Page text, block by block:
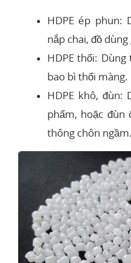
HDPE ép phun:
nắp chai, đồ
HDPE thổi:
bao bì thổi màng.
HDPE khô, đùn:
phẩm, hoặc đùn
thông chôn ngầm.